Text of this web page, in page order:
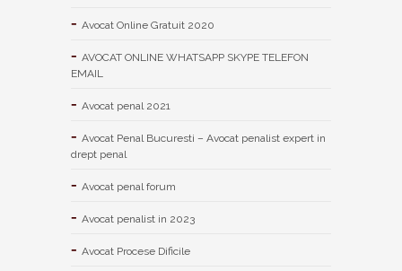
Avocat Online Gratuit 2020
AVOCAT ONLINE WHATSAPP SKYPE TELEFON
EMAIL
Avocat penal 2021
Avocat Penal Bucuresti – Avocat penalist expert in
drept penal
Avocat penal forum
Avocat penalist in 2023
Avocat Procese Dificile